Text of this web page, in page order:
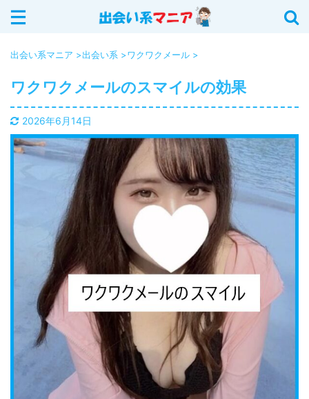
サイト内を検索する
カテゴリー
イククル (18)
Jメール (16)
YYC (12)
華の会メール (6)
出会い系 (20)
PCMAX (40)
出会いアプリ (12)
ハッピーメール (25)
出会い系の攻略法 (11)
ワクワクメール (28)
出会い系マニア >出会い系 >ワクワクメール >
ワクワクメールのスマイルの効果
2026年6月14日